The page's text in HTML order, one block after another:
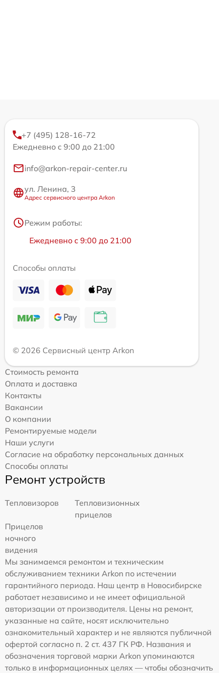
+7 (495) 128-16-72
Ежедневно с 9:00 до 21:00
info@arkon-repair-center.ru
ул. Ленина, 3
Адрес сервисного центра Arkon
Режим работы:
Ежедневно с 9:00 до 21:00
Способы оплаты
© 2026 Сервисный центр Arkon
Стоимость ремонта
Оплата и доставка
Контакты
Вакансии
О компании
Ремонтируемые модели
Наши услуги
Согласие на обработку персональных данных
Способы оплаты
Ремонт устройств
Тепловизоров
Тепловизионных
прицелов
Прицелов
ночного
видения
Мы занимаемся ремонтом и техническим
обслуживанием техники Arkon по истечении
гарантийного периода. Наш центр в Новосибирске
работает независимо и не имеет официальной
авторизации от производителя. Цены на ремонт,
указанные на сайте, носят исключительно
ознакомительный характер и не являются публичной
офертой согласно п. 2 ст. 437 ГК РФ. Названия и
обозначения торговой марки Arkon упоминаются
только в информационных целях — чтобы обозначить